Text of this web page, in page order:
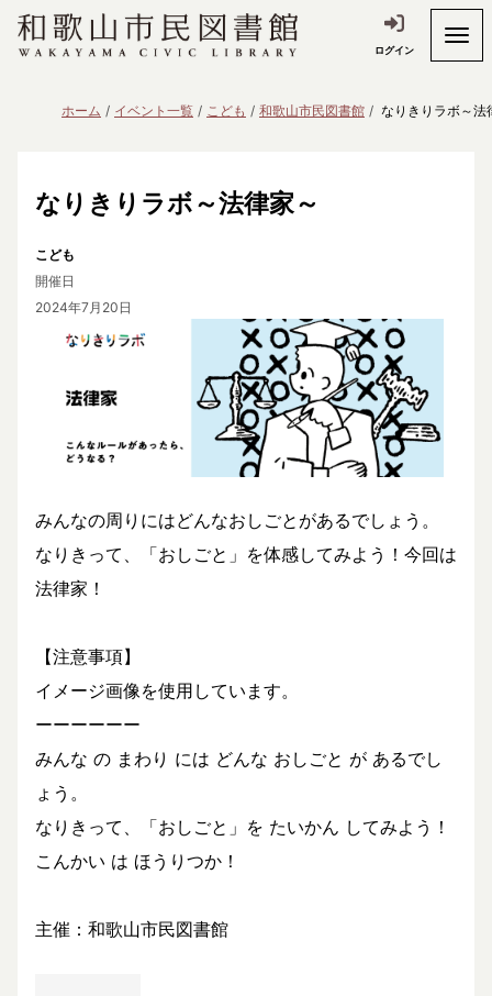
ログイン
ホーム イベント一覧 こども 和歌山市民図書館 なりきりラボ～法
なりきりラボ～法律家～
こども
開催日
2024年7月20日
みんなの周りにはどんなおしごとがあるでしょう。
なりきって、「おしごと」を体感してみよう！今回は
法律家！
【注意事項】
イメージ画像を使用しています。
ーーーーーー
みんな の まわり には どんな おしごと が あるでし
ょう。
なりきって、「おしごと」を たいかん してみよう！
こんかい は ほうりつか！
主催：和歌山市民図書館